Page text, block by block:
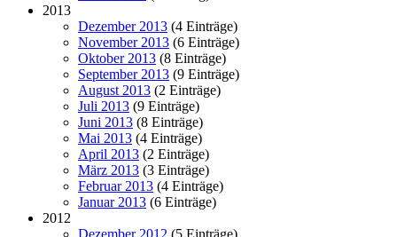
2013
Dezember 2013 (4 Einträge)
November 2013 (6 Einträge)
Oktober 2013 (8 Einträge)
September 2013 (9 Einträge)
August 2013 (2 Einträge)
Juli 2013 (9 Einträge)
Juni 2013 (8 Einträge)
Mai 2013 (4 Einträge)
April 2013 (2 Einträge)
März 2013 (3 Einträge)
Februar 2013 (4 Einträge)
Januar 2013 (6 Einträge)
2012